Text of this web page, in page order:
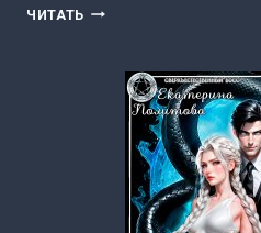
ЧИТАТЬ КОРОЛЕВА
(ЕКАТЕРИНА
ПОЛИТОВА)